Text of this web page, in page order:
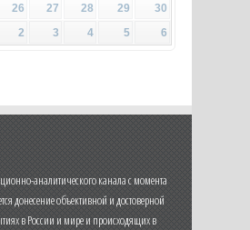
26 27 28 29
30
2 3 4 5 6
аналитического канала с момента
донесение объективной и достоверной
в России и мире и происходящих в